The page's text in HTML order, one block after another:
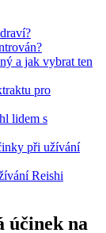
a jak vybrat ten
pro
lidem s
při užívání
Reishi
účinek na